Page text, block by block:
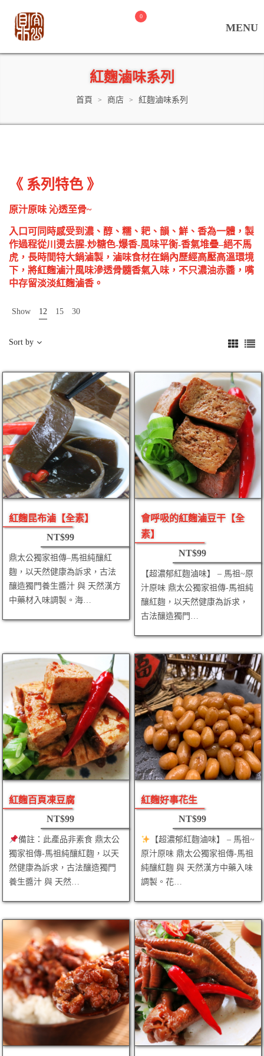
0
紅麴滷味系列
首頁 > 商店 > 紅麴滷味系列
《 系列特色 》
原汁原味 沁透至骨~
入口可同時感受到濃、醇、糯、耙、韻、鮮、香為一體，製
作過程從川燙去腥-炒糖色-爆香-風味平衡-香氣堆疊–絕不馬
虎，長時間特大鍋滷製，滷味食材在鍋內歷經高壓高溫環境
下，將紅麴滷汁風味滲透骨髓香氣入味，不只濃油赤醬，嘴
中存留淡淡紅麴滷香。
Show 12 15 30
Sort by
紅麴昆布滷【全素】
NT$99
鼎太公獨家祖傳–馬祖純釀紅
麴，以天然健康為訴求，古法
釀造獨門養生醬汁 與 天然漢方
中藥材入味調製。海…
會呼吸的紅麴滷豆干【全
素】
NT$99
【超濃郁紅麴滷味】 – 馬祖~原
汁原味 鼎太公獨家祖傳-馬祖純
釀紅麴，以天然健康為訴求，
古法釀造獨門…
紅麴百頁凍豆腐
NT$99
備註：此產品非素食 鼎太公
獨家祖傳-馬祖純釀紅麴，以天
然健康為訴求，古法釀造獨門
養生醬汁 與 天然…
紅麴好事花生
NT$99
【超濃郁紅麴滷味】 – 馬祖~
原汁原味 鼎太公獨家祖傳-馬祖
純釀紅麴 與 天然漢方中藥入味
調製。花…